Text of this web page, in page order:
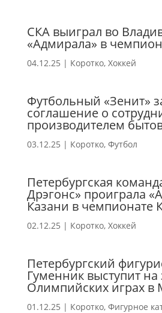
СКА выиграл во
«Адмирала» в
04.12.25 | Коротко, Хоккей
Футбольный «Зенит»
соглашение о
производителем
03.12.25 | Коротко, Футбол
Петербургская
Дрэгонс» проиграла
Казани в чемпионате
02.12.25 | Коротко, Хоккей
Петербургский
Гуменник выступит
Олимпийских играх в
01.12.25 | Коротко, Фигурное